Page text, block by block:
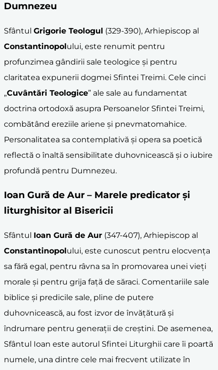
Dumnezeu
Sfântul Grigorie Teologul (329-390), Arhiepiscop al
Constantinopolului, este renumit pentru
profunzimea gândirii sale teologice și pentru
claritatea expunerii dogmei Sfintei Treimi. Cele cinci
„Cuvântări Teologice” ale sale au fundamentat
doctrina ortodoxă asupra Persoanelor Sfintei Treimi,
combătând ereziile ariene și pnevmatomahice.
Personalitatea sa contemplativă și opera sa poetică
reflectă o înaltă sensibilitate duhovnicească și o iubire
profundă pentru Dumnezeu.
Ioan Gură de Aur – Marele predicator și
liturghisitor al Bisericii
Sfântul Ioan Gură de Aur (347-407), Arhiepiscop al
Constantinopolului, este cunoscut pentru elocvența
sa fără egal, pentru râvna sa în promovarea unei vieți
morale și pentru grija față de săraci. Comentariile sale
biblice și predicile sale, pline de putere
duhovnicească, au fost izvor de învățătură și
îndrumare pentru generații de creștini. De asemenea,
Sfântul Ioan este autorul Sfintei Liturghii care îi poartă
numele, una dintre cele mai frecvent utilizate în